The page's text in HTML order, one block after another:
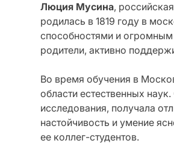
Люция Мусина,
родилась в 1819 году в
способностями и огромным
родители, активно
Во время обучения в
области естественных
исследования, получала
настойчивость и умение
ее коллег-студентов.